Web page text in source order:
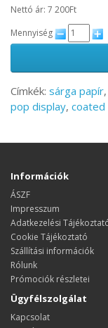
Nettó ár: 7 200Ft
Mennyiség
Címkék: sárga papír,
pop display, coated
Információk
ÁSZF
Impresszum
Adatkezelési
Cookie Tájékoztató
Szállítási információk
Rólunk
Prómociók részletei
Ügyfélszolgálat
Kapcsolat